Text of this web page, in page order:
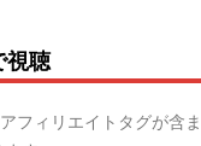
視聴
フィリエイトタグが含